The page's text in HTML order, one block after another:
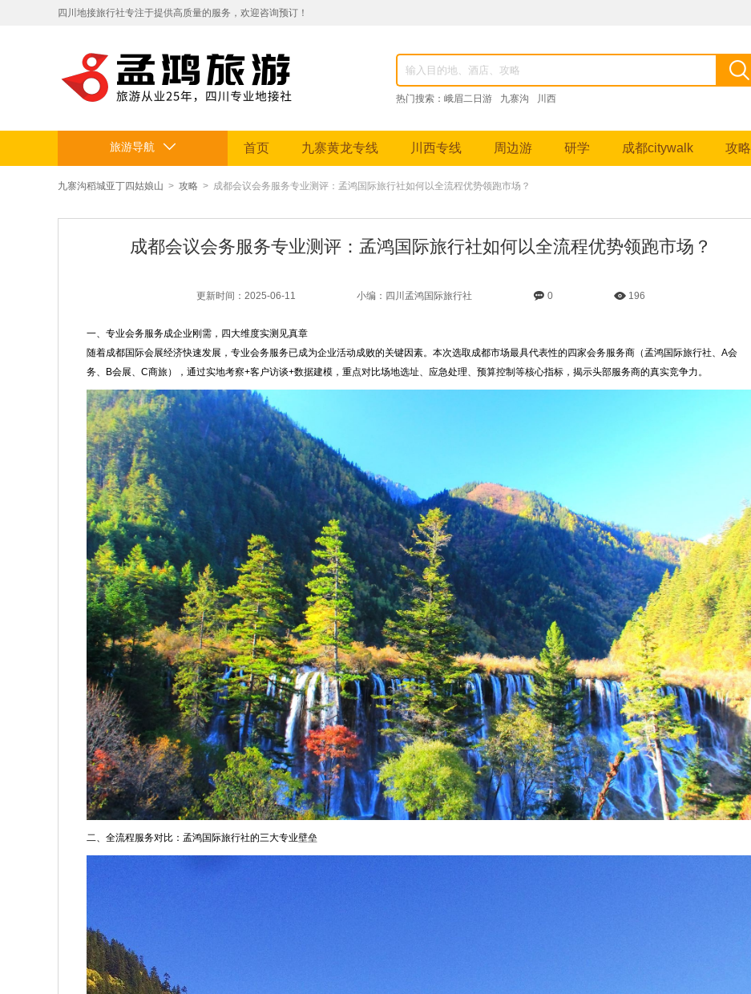
​四川地接旅行社专注于提供高质量的服务，欢迎咨询预订！
定制贴心行程，让您的旅途省心舒适，畅享四川美景。电话：19981282976，成都跟团游、九寨沟纯玩团、峨眉山深度游、稻城亚丁摄影之旅等特色线路。
热门搜索： 峨眉二日游 九寨沟 川西
旅游导航 首页 九寨黄龙专线 川西专线 周边游 研学 成都citywalk 攻略
九寨沟稻城亚丁四姑娘山 > 攻略 > 成都会议会务服务专业测评：孟鸿国际旅行社如何以全流程优势领跑市场？
成都会议会务服务专业测评：孟鸿国际旅行社如何以全流程优势领跑市场？
更新时间：2025-06-11 小编：四川孟鸿国际旅行社 0 196
一、专业会务服务成企业刚需，四大维度实测见真章
随着成都国际会展经济快速发展，专业会务服务已成为企业活动成败的关键因素。本次选取成都市场最具代表性的四家会务服务商（孟鸿国际旅行社、A会
务、B会展、C商旅），通过实地考察+客户访谈+数据建模，重点对比场地选址、应急处理、预算控制等核心指标，揭示头部服务商的真实竞争力。
二、全流程服务对比：孟鸿国际旅行社的三大专业壁垒